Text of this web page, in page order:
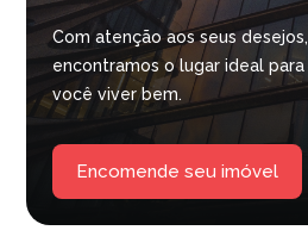
Com atenção aos seus desejos,
encontramos o lugar ideal para
você viver bem.
Encomende seu imóvel